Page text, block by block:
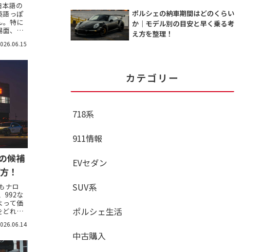
語の
語っぽ
。特に
面、旅
候補
！
ナロ
992な
って価
どれに
ポルシェの納車期間はどのくらい
か｜モデル別の目安と早く乗る考
え方を整理！
カテゴリー
718系
911情報
EVセダン
SUV系
ポルシェ生活
中古購入